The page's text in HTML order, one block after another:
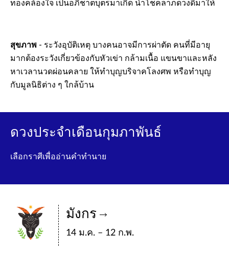
ทองคล้องใจ เป็นอภิชาตบุตรมาเกิด นำโชคลาภดวงดีมาให้
สุขภาพ - ระวังอุบัติเหตุ บางคนอาจมีการผ่าตัด คนที่มีอายุ
มากต้องระวังเกี่ยวข้องกับหัวเข่า กล้ามเนื้อ แขนขาและหลัง
หาเวลานวดผ่อนคลาย ให้ทำบุญบริจาคโลงศพ หรือทำบุญ
กับมูลนิธิต่าง ๆ ใกล้บ้าน
ดวงประจำเดือนกุมภาพันธ์
เลือกราศีเพื่ออ่านคำทำนาย
มังกร
14 ม.ค. – 12 ก.พ.